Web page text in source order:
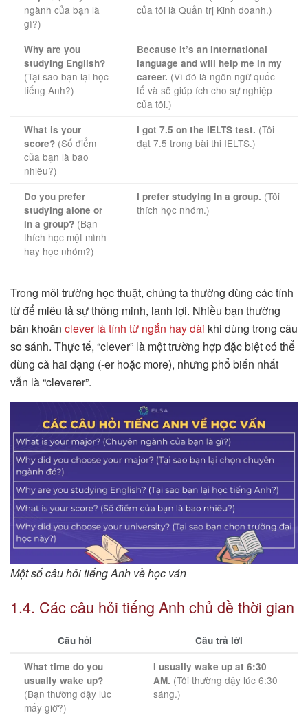
ngành của bạn là
gì?)
của tôi là Quản trị Kinh doanh.)
Why are you
studying English?
(Tại sao bạn lại học
tiếng Anh?)
Because it’s an international
language and will help me in my
career. (Vì đó là ngôn ngữ quốc
tế và sẽ giúp ích cho sự nghiệp
của tôi.)
What is your
score? (Số điểm
của bạn là bao
nhiêu?)
I got 7.5 on the IELTS test. (Tôi
đạt 7.5 trong bài thi IELTS.)
Do you prefer
studying alone or
in a group? (Bạn
thích học một mình
hay học nhóm?)
I prefer studying in a group. (Tôi
thích học nhóm.)
Trong môi trường học thuật, chúng ta thường dùng các tính
từ để miêu tả sự thông minh, lanh lợi. Nhiều bạn thường
băn khoăn clever là tính từ ngắn hay dài khi dùng trong câu
so sánh. Thực tế, “clever” là một trường hợp đặc biệt có thể
dùng cả hai dạng (-er hoặc more), nhưng phổ biến nhất
vẫn là “cleverer”.
Một số câu hỏi tiếng Anh về học ván
1.4. Các câu hỏi tiếng Anh chủ đề thời gian
Câu hỏi
Câu trả lời
What time do you
usually wake up?
(Bạn thường dậy lúc
mấy giờ?)
I usually wake up at 6:30
AM. (Tôi thường dậy lúc 6:30
sáng.)